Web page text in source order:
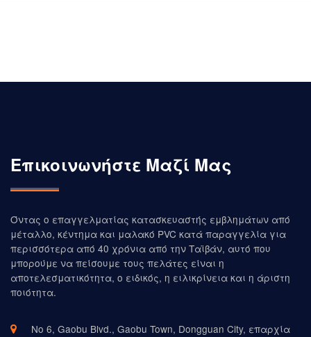
Επικοινωνήστε Μαζί Μας
Όντας ο επαγγελματίας κατασκευαστής εμβλημάτων από
μέταλλο, κέντημα και μαλακό PVC κατά παραγγελία για
περισσότερα από 40 χρόνια από την Ταϊβάν, αυτό που
μπορούμε να πείσουμε τους πελάτες είναι η
αποτελεσματικότητα, ο ειδικός, η ειλικρίνεια και η άριστη
ποιότητα.
Νο 6, Gaobu Blvd., Gaobu Town, Dongguan City, επαρχία